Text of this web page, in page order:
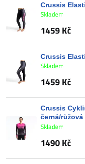
Crussis
Skladem
1459 Kč
Crussis
Skladem
1459 Kč
Crussis
černá/růžová
Skladem
1490 Kč